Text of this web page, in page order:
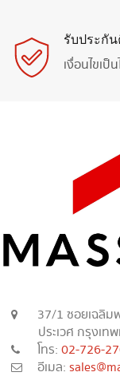
รับประกั
เงื่อนไขเ
37/1 ซอยเฉลิม
ประเวศ กรุงเ
โทร: 02-726-
อีเมล: